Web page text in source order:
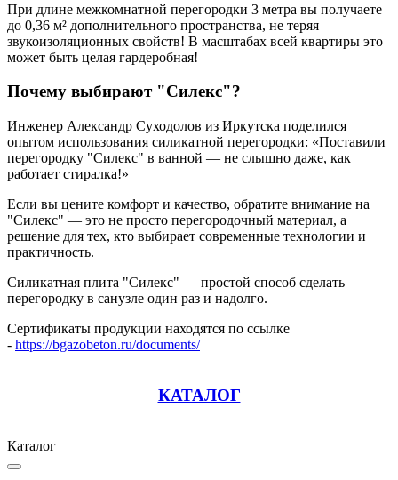
При длине межкомнатной перегородки 3 метра вы получаете
до 0,36 м² дополнительного пространства, не теряя
звукоизоляционных свойств! В масштабах всей квартиры это
может быть целая гардеробная!
Почему выбирают "Силекс"?
Инженер Александр Суходолов из Иркутска поделился
опытом использования силикатной перегородки: «Поставили
перегородку "Силекс" в ванной — не слышно даже, как
работает стиралка!»
Если вы цените комфорт и качество, обратите внимание на
"Силекс" — это не просто перегородочный материал, а
решение для тех, кто выбирает современные технологии и
практичность.
Силикатная плита "Силекс" — простой способ сделать
перегородку в санузле один раз и надолго.
Сертификаты продукции находятся по ссылке
- https://bgazobeton.ru/documents/
КАТАЛОГ
Каталог